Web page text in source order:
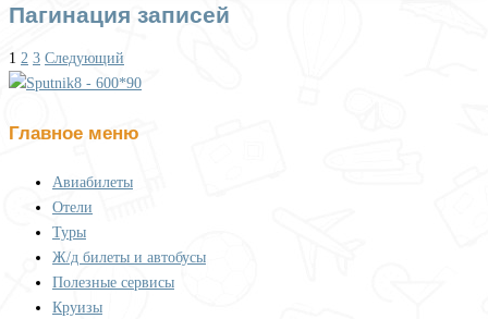
Пагинация записей
1 2 3 Следующий
Главное меню
Авиабилеты
Отели
Туры
Ж/д билеты и автобусы
Полезные сервисы
Круизы